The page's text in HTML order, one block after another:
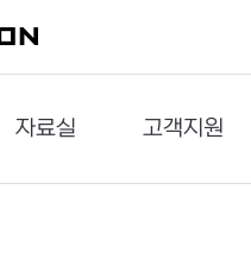
자료실
다운로드
고객지원
문의하기